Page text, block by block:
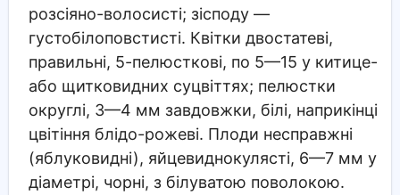
розсіяно-волосисті; зісподу —
густобілоповстисті. Квітки двостатеві,
правильні, 5-пелюсткові, по 5—15 у китице-
або щитковидних суцвіттях; пелюстки
округлі, 3—4 мм завдовжки, білі, наприкінці
цвітіння блідо-рожеві. Плоди несправжні
(яблуковидні), яйцевиднокулясті, 6—7 мм у
діаметрі, чорні, з білуватою поволокою.